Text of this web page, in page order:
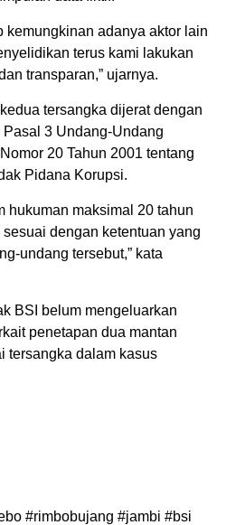
kemungkinan adanya aktor lain
terus kami lakukan
transparan,” ujarnya.
tersangka dijerat dengan
Pasal 3 Undang-Undang
20 Tahun 2001 tentang
Pidana Korupsi.
hukuman maksimal 20 tahun
dengan ketentuan yang
undang tersebut,” kata
BSI belum mengeluarkan
penetapan dua mantan
tersangka dalam kasus
#rimbobujang #jambi #bsi